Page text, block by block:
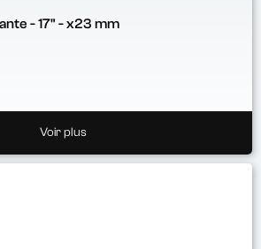
Pneu - Fond de jante - 17" - x23 mm
Voir plus